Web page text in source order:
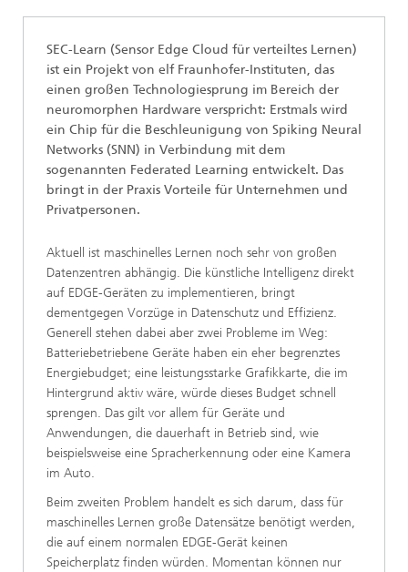
SEC-Learn (Sensor Edge Cloud für verteiltes Lernen)
ist ein Projekt von elf Fraunhofer-Instituten, das
einen großen Technologiesprung im Bereich der
neuromorphen Hardware verspricht: Erstmals wird
ein Chip für die Beschleunigung von Spiking Neural
Networks (SNN) in Verbindung mit dem
sogenannten Federated Learning entwickelt. Das
bringt in der Praxis Vorteile für Unternehmen und
Privatpersonen.
Aktuell ist maschinelles Lernen noch sehr von großen
Datenzentren abhängig. Die künstliche Intelligenz direkt
auf EDGE-Geräten zu implementieren, bringt
dementgegen Vorzüge in Datenschutz und Effizienz.
Generell stehen dabei aber zwei Probleme im Weg:
Batteriebetriebene Geräte haben ein eher begrenztes
Energiebudget; eine leistungsstarke Grafikkarte, die im
Hintergrund aktiv wäre, würde dieses Budget schnell
sprengen. Das gilt vor allem für Geräte und
Anwendungen, die dauerhaft in Betrieb sind, wie
beispielsweise eine Spracherkennung oder eine Kamera
im Auto.
Beim zweiten Problem handelt es sich darum, dass für
maschinelles Lernen große Datensätze benötigt werden,
die auf einem normalen EDGE-Gerät keinen
Speicherplatz finden würden. Momentan können nur